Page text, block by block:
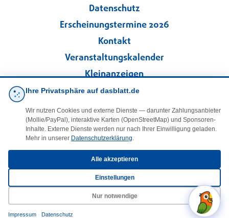
Datenschutz
Erscheinungstermine 2026
Kontakt
Veranstaltungskalender
Kleinanzeigen
Folgen Sie uns!
facebook
E-Mail
Ihre Privatsphäre auf dasblatt.de
Wir nutzen Cookies und externe Dienste — darunter Zahlungsanbieter
(Mollie/PayPal), interaktive Karten (OpenStreetMap) und Sponsoren-
Inhalte. Externe Dienste werden nur nach Ihrer Einwilligung geladen.
Mehr in unserer Datenschutzerklärung.
Alle akzeptieren
Einstellungen
Nur notwendige
Impressum · Datenschutz